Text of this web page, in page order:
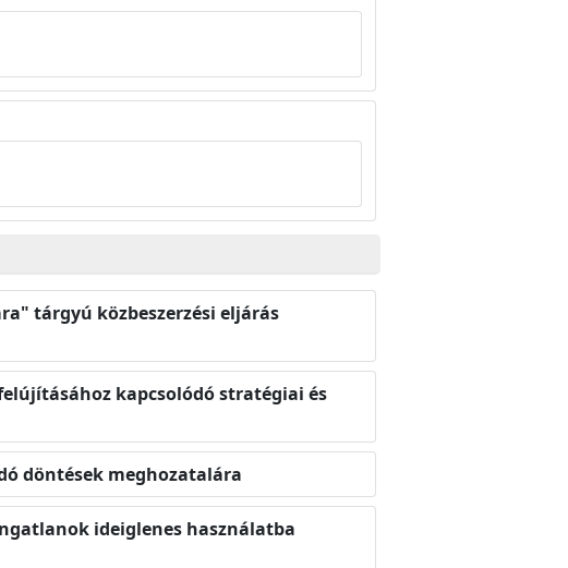
tárgyú közbeszerzési eljárás
kapcsolódó stratégiai és
döntések meghozatalára
ideiglenes használatba